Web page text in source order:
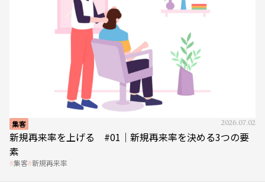
新規再来率を上げる #01｜新規再来率を決める3つの要
素
集客